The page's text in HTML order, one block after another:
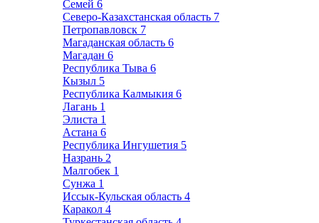
Семей 6
Северо-Казахстанская область 7
Петропавловск 7
Магаданская область 6
Магадан 6
Республика Тыва 6
Кызыл 5
Республика Калмыкия 6
Лагань 1
Элиста 1
Астана 6
Республика Ингушетия 5
Назрань 2
Малгобек 1
Сунжа 1
Иссык-Кульская область 4
Каракол 4